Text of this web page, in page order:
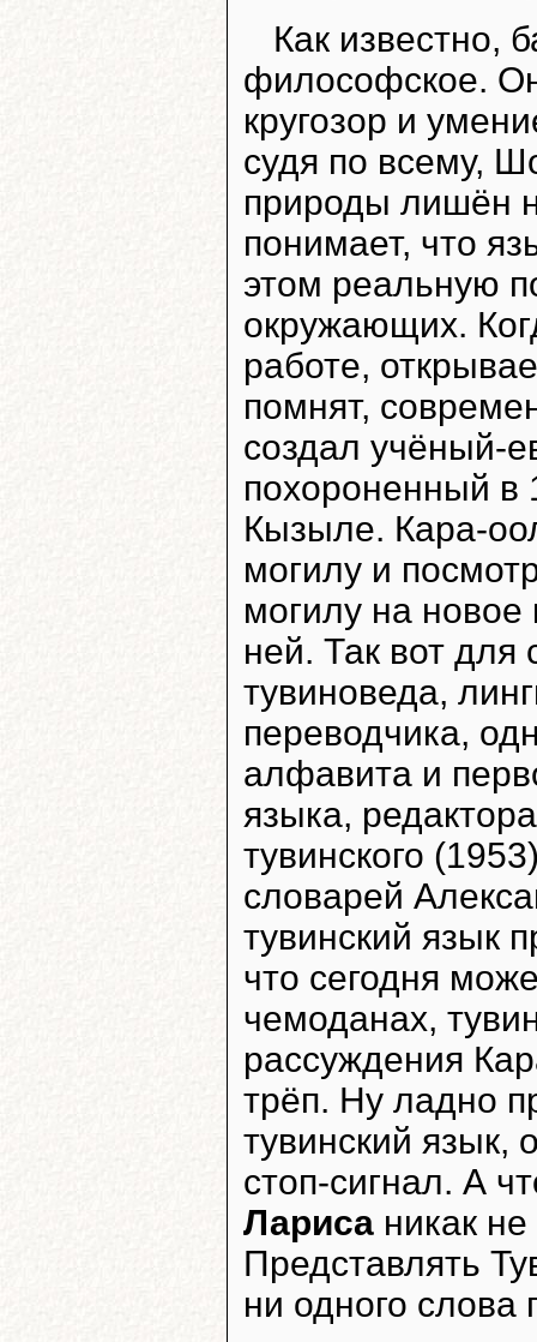
Как известно,
философское.
кругозор и
судя по всему,
природы лишён
понимает, что
этом реальную
окружающих.
работе,
помнят,
создал учёный-
похороненный в
Кызыле. Кара-
могилу и
могилу на новое
ней. Так вот для
тувиноведа,
переводчика,
алфавита и
языка,
тувинского
словарей
тувинский язык
что сегодня
чемоданах,
рассуждения
трёп. Ну ладно
тувинский язык,
стоп-сигнал. А
Лариса никак
Представлять
ни одного слова